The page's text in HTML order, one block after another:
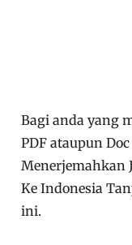
Bagi anda yang
PDF ataupun
Menerjemahkan
Ke Indonesia
ini.